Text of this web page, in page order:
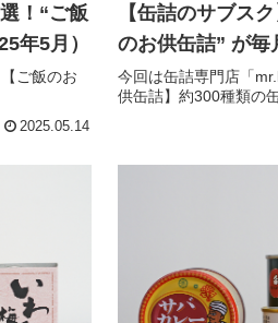
！“ご飯
年5月）
ご飯のお
2025.05.14
【缶詰のサブス
のお供缶詰” が毎
今回は缶詰専門店「
供缶詰】約300種類の